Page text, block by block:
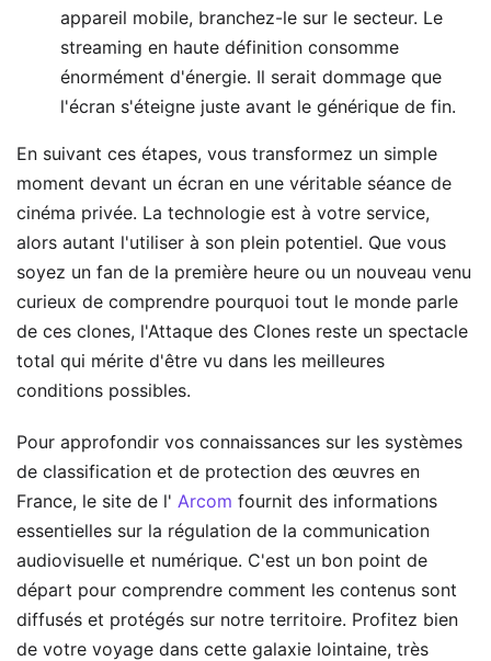
appareil mobile, branchez-le sur le secteur. Le
streaming en haute définition consomme
énormément d'énergie. Il serait dommage que
l'écran s'éteigne juste avant le générique de fin.
En suivant ces étapes, vous transformez un simple
moment devant un écran en une véritable séance de
cinéma privée. La technologie est à votre service,
alors autant l'utiliser à son plein potentiel. Que vous
soyez un fan de la première heure ou un nouveau venu
curieux de comprendre pourquoi tout le monde parle
de ces clones, l'Attaque des Clones reste un spectacle
total qui mérite d'être vu dans les meilleures
conditions possibles.
Pour approfondir vos connaissances sur les systèmes
de classification et de protection des œuvres en
France, le site de l' Arcom fournit des informations
essentielles sur la régulation de la communication
audiovisuelle et numérique. C'est un bon point de
départ pour comprendre comment les contenus sont
diffusés et protégés sur notre territoire. Profitez bien
de votre voyage dans cette galaxie lointaine, très